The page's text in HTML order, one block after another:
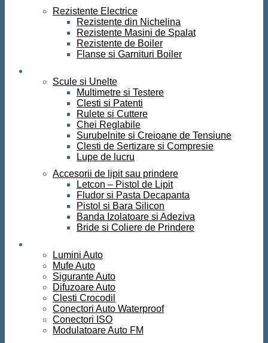
Rezistente Electrice
Rezistente din Nichelina
Rezistente Masini de Spalat
Rezistente de Boiler
Flanse si Garnituri Boiler
Scule si Unelte
Multimetre si Testere
Clesti si Patenti
Rulete si Cuttere
Chei Reglabile
Surubelnite si Creioane de Tensiune
Clesti de Sertizare si Compresie
Lupe de lucru
Accesorii de lipit sau prindere
Letcon – Pistol de Lipit
Fludor si Pasta Decapanta
Pistol si Bara Silicon
Banda Izolatoare si Adeziva
Bride si Coliere de Prindere
Lumini Auto
Mufe Auto
Sigurante Auto
Difuzoare Auto
Clesti Crocodil
Conectori Auto Waterproof
Conectori ISO
Modulatoare Auto FM